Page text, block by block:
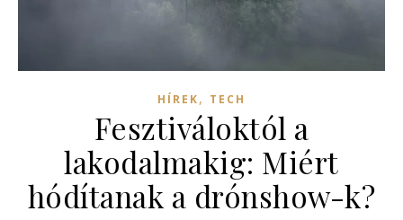
HÍREK, TECH
Fesztiváloktól a
lakodalmakig: Miért
hódítanak a drónshow-k?